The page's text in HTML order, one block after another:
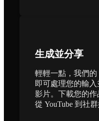
生成並分享
輕輕一點，我們
即可處理您的輸
影片。下載您的作
從 YouTube 到社群